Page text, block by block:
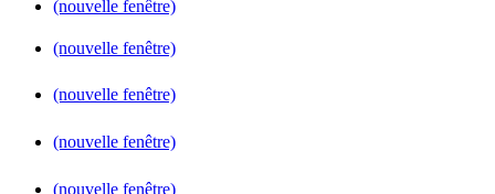
(nouvelle fenêtre)
(nouvelle fenêtre)
(nouvelle fenêtre)
(nouvelle fenêtre)
(nouvelle fenêtre)